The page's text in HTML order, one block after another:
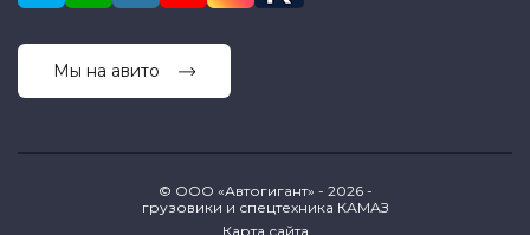
Мы на авито
© ООО «Автогигант» - 2026 -
грузовики и спецтехника КАМАЗ
Карта сайта